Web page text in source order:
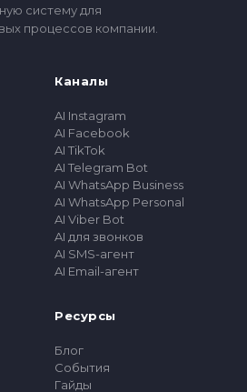
систему для
процессов компании.
Каналы
AI Instagram
AI Facebook
AI TikTok
AI Telegram Bot
AI WhatsApp Business
AI WhatsApp Personal
AI Viber Bot
AI для звонков
AI SMS-агент
AI Email-агент
Ресурсы
Блог
События
Гайды